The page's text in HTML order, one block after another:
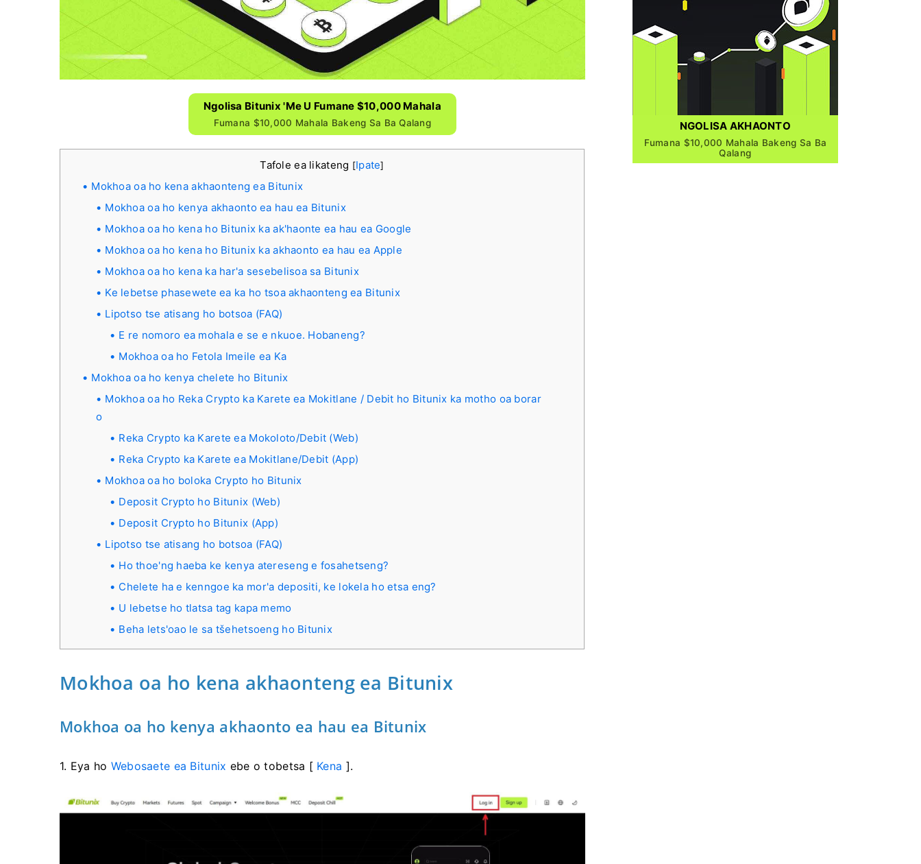
Ngolisa Bitunix 'me U Fumane $10,000 Mahala
Fumana $10,000 Mahala Bakeng Sa Ba Qalang
Tafole ea likateng [Ipate]
Mokhoa oa ho kena akhaonteng ea Bitunix
Mokhoa oa ho kenya akhaonto ea hau ea Bitunix
Mokhoa oa ho kena ho Bitunix ka ak'haonte ea hau ea Google
Mokhoa oa ho kena ho Bitunix ka akhaonto ea hau ea Apple
Mokhoa oa ho kena ka har'a sesebelisoa sa Bitunix
Ke lebetse phasewete ea ka ho tsoa akhaonteng ea Bitunix
Lipotso tse atisang ho botsoa (FAQ)
E re nomoro ea mohala e se e nkuoe. Hobaneng?
Mokhoa oa ho Fetola Imeile ea Ka
Mokhoa oa ho kenya chelete ho Bitunix
Mokhoa oa ho Reka Crypto ka Karete ea Mokitlane / Debit ho Bitunix ka motho oa borar
o
Reka Crypto ka Karete ea Mokoloto/Debit (Web)
Reka Crypto ka Karete ea Mokitlane/Debit (App)
Mokhoa oa ho boloka Crypto ho Bitunix
Deposit Crypto ho Bitunix (Web)
Deposit Crypto ho Bitunix (App)
Lipotso tse atisang ho botsoa (FAQ)
Ho thoe'ng haeba ke kenya atereseng e fosahetseng?
Chelete ha e kenngoe ka mor'a depositi, ke lokela ho etsa eng?
U lebetse ho tlatsa tag kapa memo
Beha lets'oao le sa tšehetsoeng ho Bitunix
Mokhoa oa ho kena akhaonteng ea Bitunix
Mokhoa oa ho kenya akhaonto ea hau ea Bitunix
1. Eya ho Webosaete ea Bitunix ebe o tobetsa [ Kena ].
NGOLISA AKHAONTO
Fumana $10,000 Mahala Bakeng Sa Ba
Qalang